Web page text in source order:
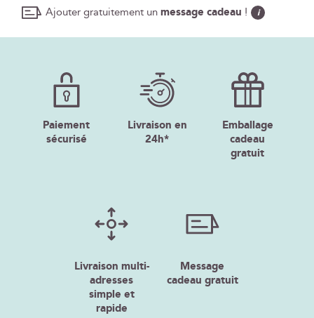
Ajouter gratuitement unmessage cadeau ! i
Paiement
sécurisé
Livraison en
24h*
Emballage
cadeau
gratuit
Livraison multi-
adresses
simple et
rapide
Message
cadeau gratuit